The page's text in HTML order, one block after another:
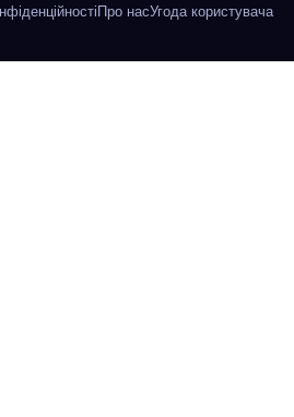
Про насУгода користувача